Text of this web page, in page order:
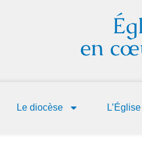
en
Le diocèse